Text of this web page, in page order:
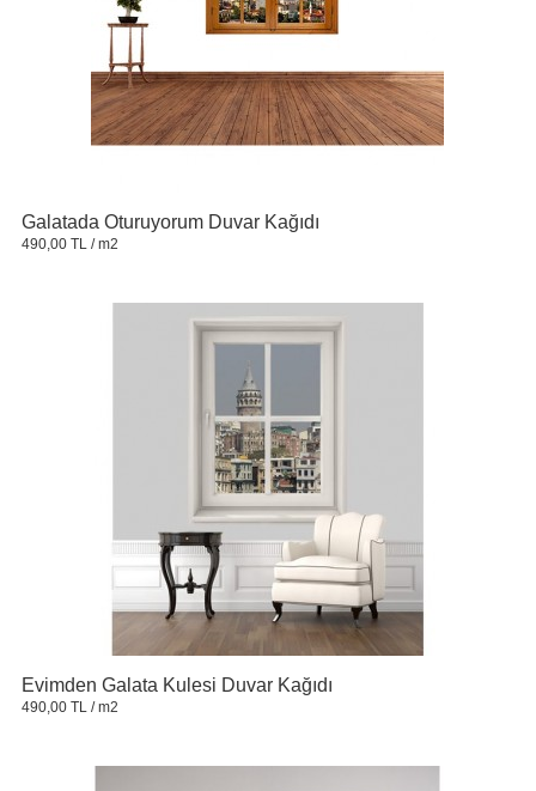
Galatada Oturuyorum Duvar Kağıdı
490,00 TL / m2
Evimden Galata Kulesi Duvar Kağıdı
490,00 TL / m2